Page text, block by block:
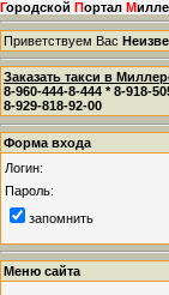
Городской Портал М
Приветствуем Вас
Заказать такси в
8-960-444-8-444 * 8-918-
8-929-818-92-00
Форма входа
Логин:
Пароль:
запомнить
Меню сайта